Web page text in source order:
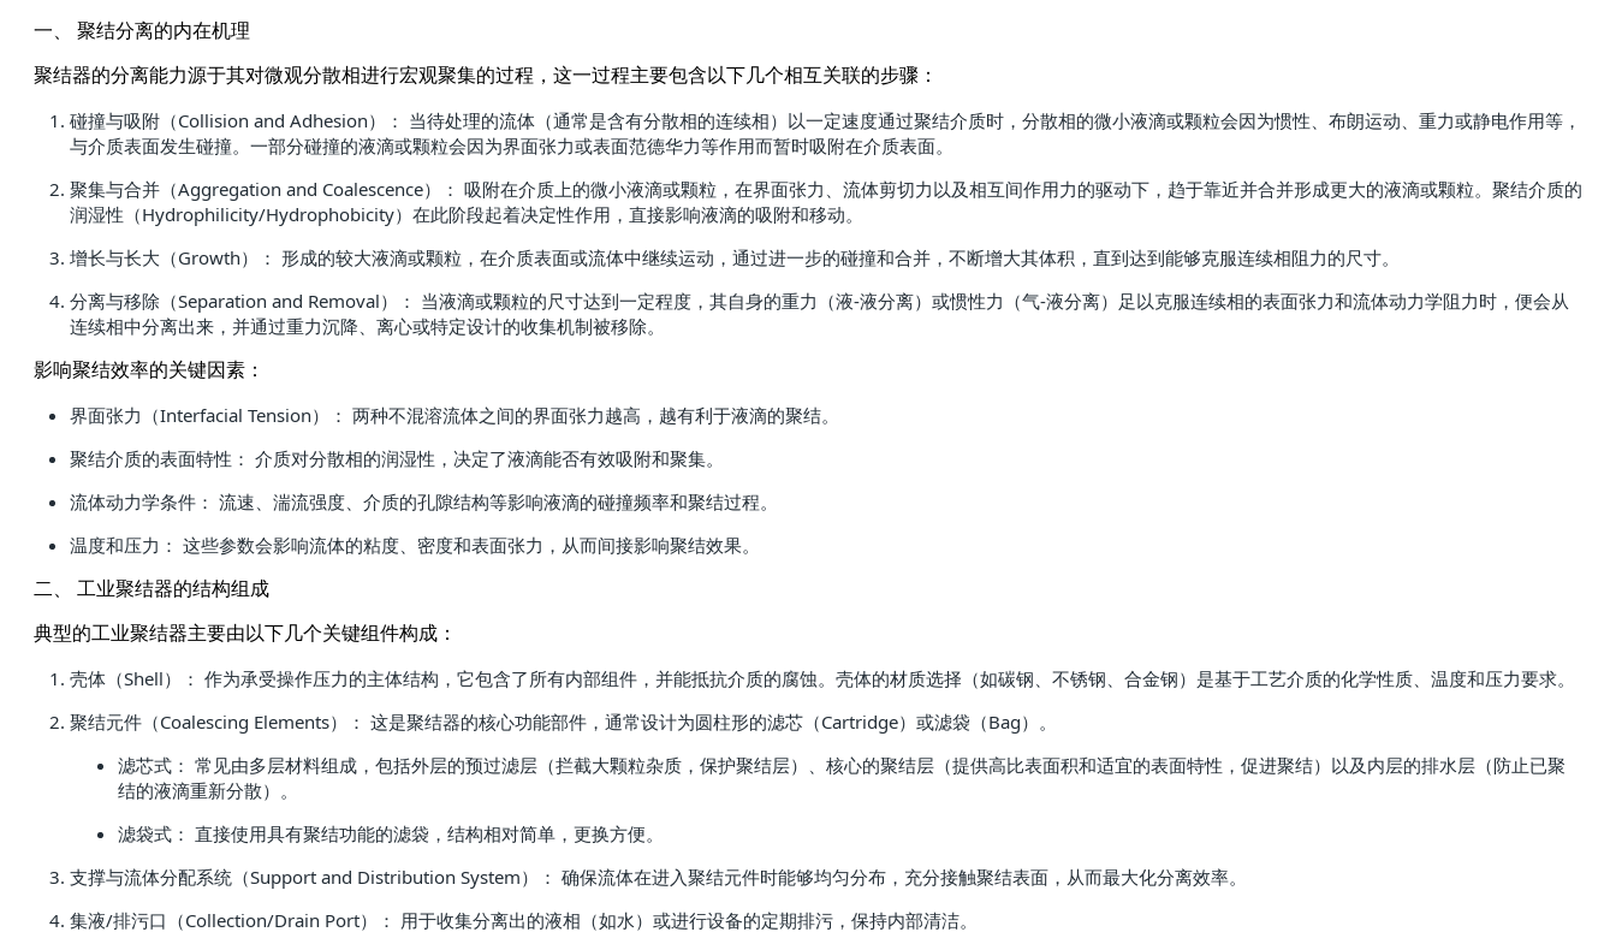
一、 聚结分离的内在机理
聚结器的分离能力源于其对微观分散相进行宏观聚集的过程，这一过程主要包含以下几个相互关联的步骤：
碰撞与吸附（Collision and Adhesion）： 当待处理的流体（通常是含有分散相的连续相）以一定速度通过聚结介质时，分散相的微小液滴或颗粒会因为惯性、布朗运动、重力或静电作用等，
与介质表面发生碰撞。一部分碰撞的液滴或颗粒会因为界面张力或表面范德华力等作用而暂时吸附在介质表面。
聚集与合并（Aggregation and Coalescence）： 吸附在介质上的微小液滴或颗粒，在界面张力、流体剪切力以及相互间作用力的驱动下，趋于靠近并合并形成更大的液滴或颗粒。聚结介质的
润湿性（Hydrophilicity/Hydrophobicity）在此阶段起着决定性作用，直接影响液滴的吸附和移动。
增长与长大（Growth）： 形成的较大液滴或颗粒，在介质表面或流体中继续运动，通过进一步的碰撞和合并，不断增大其体积，直到达到能够克服连续相阻力的尺寸。
分离与移除（Separation and Removal）： 当液滴或颗粒的尺寸达到一定程度，其自身的重力（液-液分离）或惯性力（气-液分离）足以克服连续相的表面张力和流体动力学阻力时，便会从
连续相中分离出来，并通过重力沉降、离心或特定设计的收集机制被移除。
影响聚结效率的关键因素：
界面张力（Interfacial Tension）： 两种不混溶流体之间的界面张力越高，越有利于液滴的聚结。
聚结介质的表面特性： 介质对分散相的润湿性，决定了液滴能否有效吸附和聚集。
流体动力学条件： 流速、湍流强度、介质的孔隙结构等影响液滴的碰撞频率和聚结过程。
温度和压力： 这些参数会影响流体的粘度、密度和表面张力，从而间接影响聚结效果。
二、 工业聚结器的结构组成
典型的工业聚结器主要由以下几个关键组件构成：
壳体（Shell）： 作为承受操作压力的主体结构，它包含了所有内部组件，并能抵抗介质的腐蚀。壳体的材质选择（如碳钢、不锈钢、合金钢）是基于工艺介质的化学性质、温度和压力要求。
聚结元件（Coalescing Elements）： 这是聚结器的核心功能部件，通常设计为圆柱形的滤芯（Cartridge）或滤袋（Bag）。
滤芯式： 常见由多层材料组成，包括外层的预过滤层（拦截大颗粒杂质，保护聚结层）、核心的聚结层（提供高比表面积和适宜的表面特性，促进聚结）以及内层的排水层（防止已聚
结的液滴重新分散）。
滤袋式： 直接使用具有聚结功能的滤袋，结构相对简单，更换方便。
支撑与流体分配系统（Support and Distribution System）： 确保流体在进入聚结元件时能够均匀分布，充分接触聚结表面，从而最大化分离效率。
集液/排污口（Collection/Drain Port）： 用于收集分离出的液相（如水）或进行设备的定期排污，保持内部清洁。